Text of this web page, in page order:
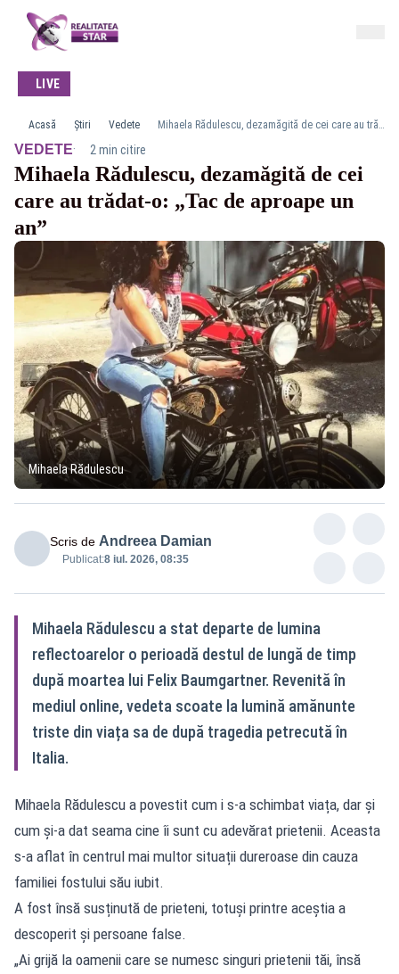
LIVE
Acasă Știri Vedete Mihaela Rădulescu, dezamăgită de cei care au trădat-o: „Tac de aproape un an”
VEDETE· 2 min citire
Mihaela Rădulescu, dezamăgită de cei
care au trădat-o: „Tac de aproape un
an”
Mihaela Rădulescu
Scris de Andreea Damian
Publicat:8 iul. 2026, 08:35
Mihaela Rădulescu a stat departe de lumina
reflectoarelor o perioadă destul de lungă de timp
după moartea lui Felix Baumgartner. Revenită în
mediul online, vedeta scoate la lumină amănunte
triste din viața sa de după tragedia petrecută în
Italia.
Mihaela Rădulescu a povestit cum i s-a schimbat viața, dar și
cum și-a dat seama cine îi sunt cu adevărat prietenii. Aceasta
s-a aflat în centrul mai multor situații dureroase din cauza
familiei fostului său iubit.
A fost însă susținută de prieteni, totuși printre aceștia a
descoperit și persoane false.
„Ai grijă la oamenii care se numesc singuri prietenii tăi, însă